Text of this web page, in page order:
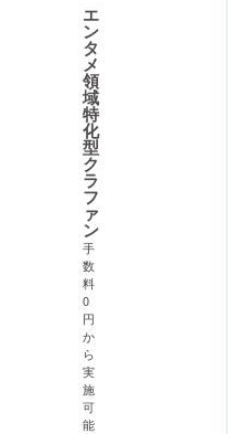
エ
ン
タ
メ
領
域
特
化
型
ク
ラ
フ
ァ
ン
手
数
料
0
円
か
ら
実
施
可
能